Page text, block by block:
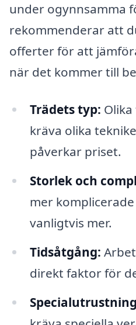
under ogynnsamma
rekommenderar att
offerter för att
när det kommer till
Trädets typ:
kräva olika
påverkar priset.
Storlek och
mer
vanligtvis mer.
Tidsåtgång:
direkt faktor för